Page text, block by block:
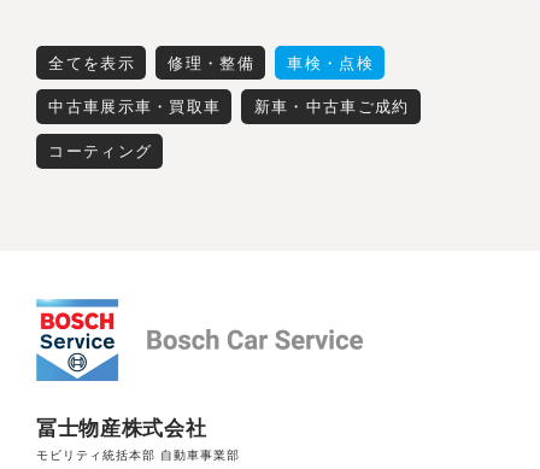
全てを表示 修理・整備 車検・点検
中古車展示車・買取車 新車・中古車ご成約
コーティング
冨士物産株式会社
モビリティ統括本部 自動車事業部